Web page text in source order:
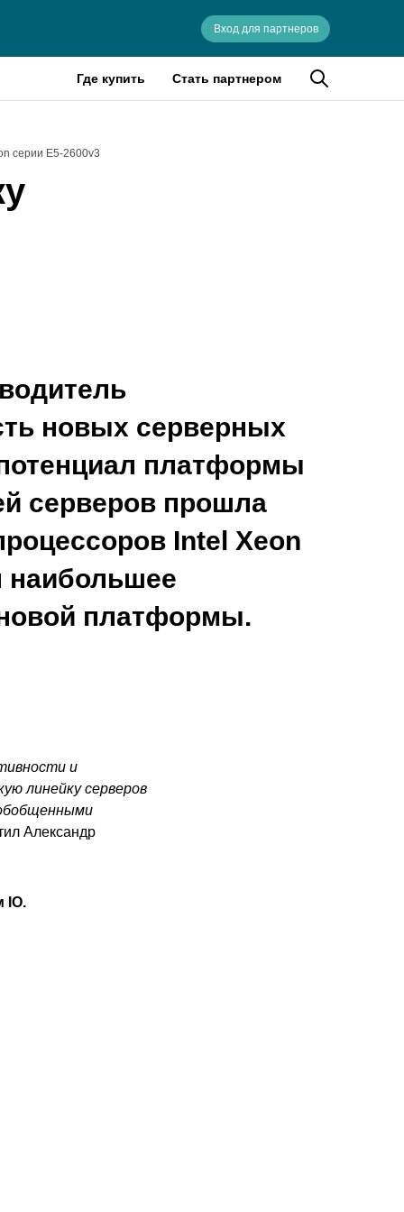
Вход для партнеров
Где купить Стать партнером
серии E5-2600v3
новых серверных
платформы
серверов прошла
Intel Xeon
наибольшее
платформы.
и
линейку серверов
Александр
IO.